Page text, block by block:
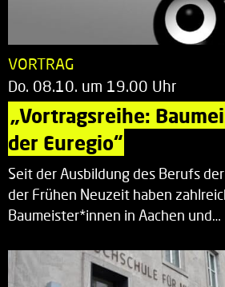
VORTRAG
Do. 08.10. um 19.00 Uhr
„Vortragsreihe:
der Euregio“
Seit der Ausbildung des Berufs
der Frühen Neuzeit haben
Baumeister*innen in Aachen und…